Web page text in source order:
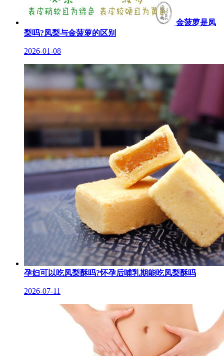
金菠萝是凤
梨吗?凤梨与金菠萝的区别
2026-01-08
孕妇可以吃凤梨酥吗?怀孕后哺乳期能吃凤梨酥吗
2026-07-11